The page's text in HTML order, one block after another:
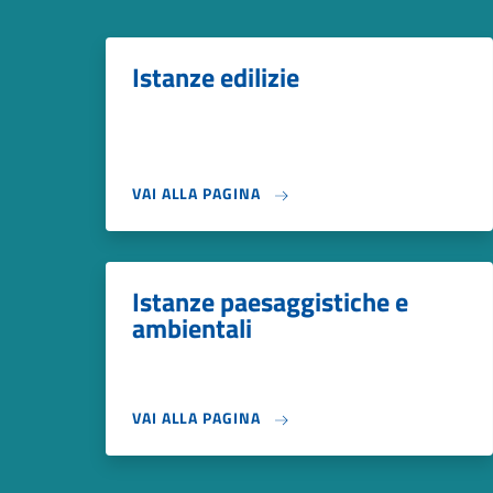
Istanze edilizie
VAI ALLA PAGINA
Istanze paesaggistiche e
ambientali
VAI ALLA PAGINA